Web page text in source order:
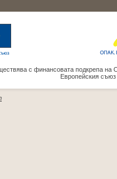
с финансовата подкрепа на
Европейския